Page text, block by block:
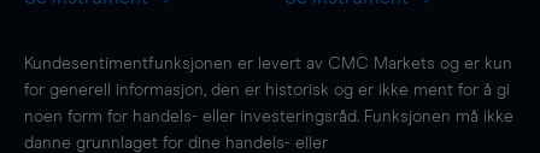
Kundesentimentfunksjonen er levert av CMC Markets og er kun
for generell informasjon, den er historisk og er ikke ment for å gi
noen form for handels- eller investeringsråd. Funksjonen må ikke
danne grunnlaget for dine handels- eller